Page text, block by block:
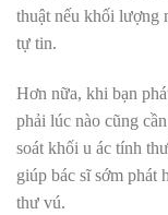
thuật nếu khối lượng
tự tin.
Hơn nữa, khi bạn
phải lúc nào cũng
soát khối u ác tính
giúp bác sĩ sớm phát
thư vú.